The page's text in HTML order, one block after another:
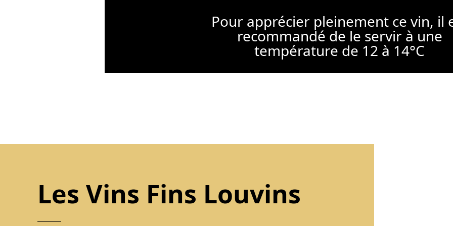
Pour apprécier pleinement ce vin, il
recommandé de le servir à une
température de 12 à 14°C
Les Vins Fins Louvins